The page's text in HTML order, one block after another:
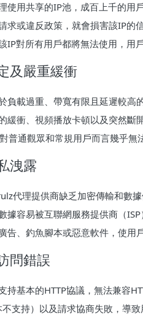
使用共享的IP池，成百上千的用
求或違反政策，就會損害該IP
IP對所有用戶都將無法使用，用
及嚴重緩衝
負載過重、帶寬有限且延遲較高
緩衝、視頻播放卡頓以及突然
普通觀眾和常規用戶而言幾乎無
洩露
代理提供商缺乏加密傳輸和數
據容易被互聯網服務提供商（
告、釣魚腳本或惡意軟件，使用
問錯誤
持基本的HTTP協議，無法兼容
不支持）以及請求協商失敗，導